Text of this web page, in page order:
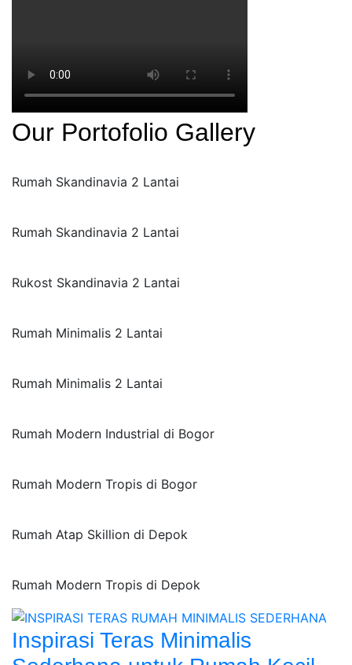
Our Portofolio Gallery
Rumah Skandinavia 2 Lantai
Rumah Skandinavia 2 Lantai
Rukost Skandinavia 2 Lantai
Rumah Minimalis 2 Lantai
Rumah Minimalis 2 Lantai
Rumah Modern Industrial di Bogor
Rumah Modern Tropis di Bogor
Rumah Atap Skillion di Depok
Rumah Modern Tropis di Depok
Inspirasi Teras Minimalis